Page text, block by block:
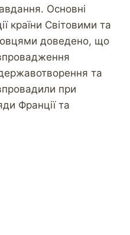
Основні
країни Світовими та
доведено, що
та
при
Франції та